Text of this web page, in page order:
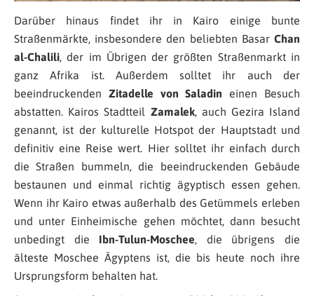
Darüber hinaus findet ihr in Kairo einige bunte
Straßenmärkte, insbesondere den beliebten Basar Chan
al-Chalili, der im Übrigen der größten Straßenmarkt in
ganz Afrika ist. Außerdem solltet ihr auch der
beeindruckenden Zitadelle von Saladin einen Besuch
abstatten. Kairos Stadtteil Zamalek, auch Gezira Island
genannt, ist der kulturelle Hotspot der Hauptstadt und
definitiv eine Reise wert. Hier solltet ihr einfach durch
die Straßen bummeln, die beeindruckenden Gebäude
bestaunen und einmal richtig ägyptisch essen gehen.
Wenn ihr Kairo etwas außerhalb des Getümmels erleben
und unter Einheimische gehen möchtet, dann besucht
unbedingt die Ibn-Tulun-Moschee, die übrigens die
älteste Moschee Ägyptens ist, die bis heute noch ihre
Ursprungsform behalten hat.